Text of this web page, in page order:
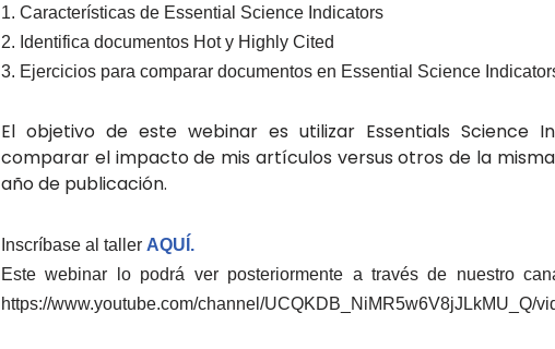
1. Características de Essential Science Indicators
2. Identifica documentos Hot y Highly Cited
3. Ejercicios para comparar documentos en Essential Science
El objetivo de este webinar es utilizar Essentials Science
comparar el impacto de mis artículos versus otros de la
año de publicación.
Inscríbase al taller AQUÍ.
Este webinar lo podrá ver posteriormente a través de nuestro
https://www.youtube.com/channel/UCQKDB_NiMR5w6V8jJLkMU_Q/